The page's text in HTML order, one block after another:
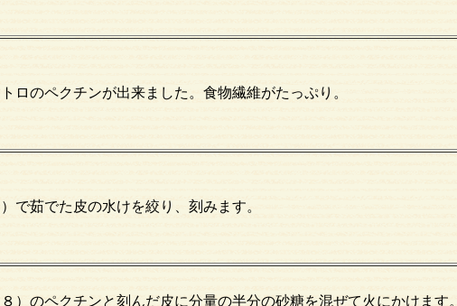
トロのペクチンが出来ました。食物繊維がたっぷり。
）で茹でた皮の水けを絞り、刻みます。
８）のペクチンと刻んだ皮に分量の半分の砂糖を混ぜて火にかけます。